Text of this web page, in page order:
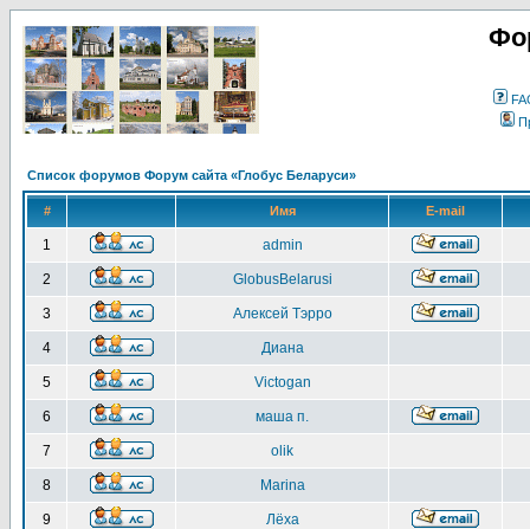
Список форумов Форум сайта «Глобус Беларуси»
# Имя E-mail
1 admin
2 GlobusBelarusi
3 Алексей Тэрро
4 Диана
5 Victogan
6 маша п.
7 olik
8 Marina
9 Лёха